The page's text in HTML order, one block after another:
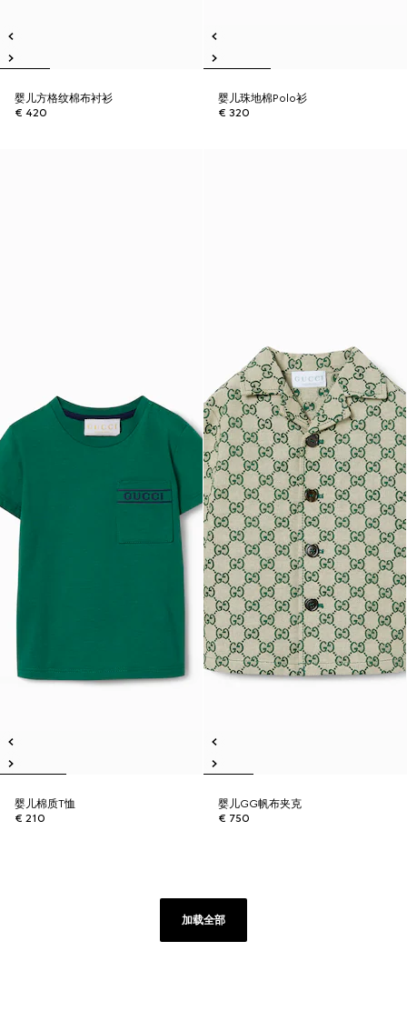
婴儿方格纹棉布衬衫
€ 420
婴儿珠地棉Polo衫
€ 320
婴儿棉质T恤
€ 210
婴儿GG帆布夹克
€ 750
加载全部